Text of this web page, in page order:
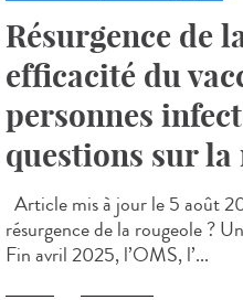
Résurgence de
efficacité du
personnes
questions sur la
Article mis à jour le 5 août
résurgence de la rougeole ?
Fin avril 2025, l’OMS, l’...